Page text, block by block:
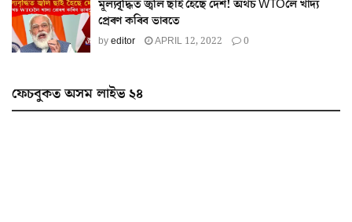
মূল্যবৃ্দ্ধিত জ্বলি ছাই হৈছে দেশ! অথচ WTOলৈ খাদ্য
প্ৰেৰণ কৰিব ভাৰতে
byeditor APRIL 12, 2022 0
ফেচবুকত অসম লাইভ ২৪